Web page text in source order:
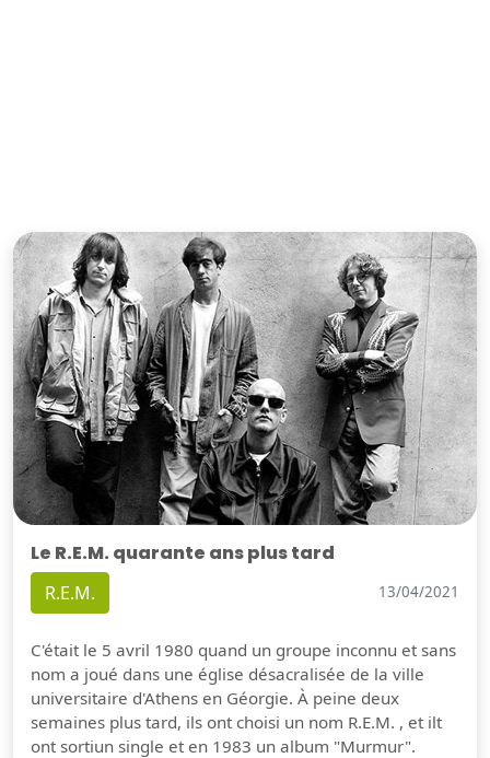
Le R.E.M. quarante ans plus tard
R.E.M. 13/04/2021
C'était le 5 avril 1980 quand un groupe inconnu et sans
nom a joué dans une église désacralisée de la ville
universitaire d'Athens en Géorgie. À peine deux
semaines plus tard, ils ont choisi un nom R.E.M. , et ilt
ont sortiun single et en 1983 un album "Murmur".